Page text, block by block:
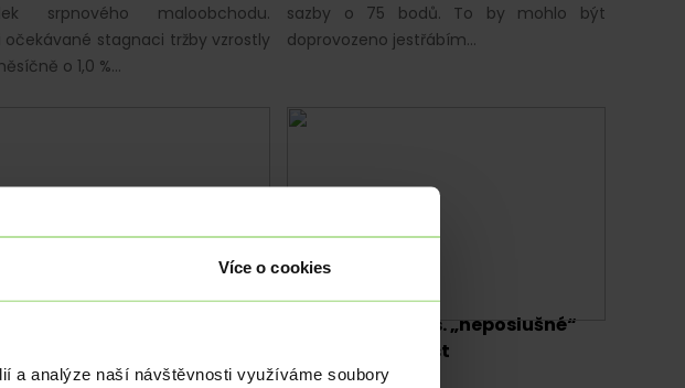
Více o cookies
a analýze naší návštěvnosti využíváme soubory
srpnového maloobchodu.
očekávané stagnaci tržby vzrostly
o 1,0 %…
sazby o 75 bodů. To by mohlo být
doprovozeno jestřábím…
Evropská unie vs. „neposlušné“
Maďarsko 2. část